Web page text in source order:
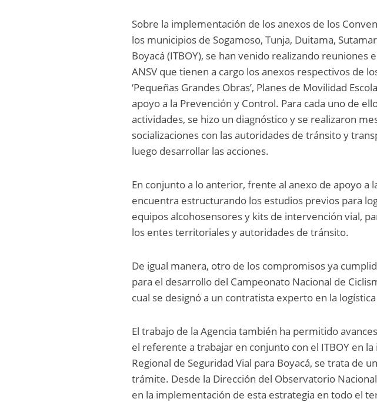
Sobre la implementación de los anexos de los
los municipios de Sogamoso, Tunja, Duitama,
Boyacá (ITBOY), se han venido realizando reuniones
ANSV que tienen a cargo los anexos respectivos de
‘Pequeñas Grandes Obras’, Planes de Movilidad
apoyo a la Prevención y Control. Para cada uno de
actividades, se hizo un diagnóstico y se realizaron
socializaciones con las autoridades de tránsito y
luego desarrollar las acciones.
En conjunto a lo anterior, frente al anexo de apoyo a
encuentra estructurando los estudios previos para
equipos alcohosensores y kits de intervención vial,
los entes territoriales y autoridades de tránsito.
De igual manera, otro de los compromisos ya
para el desarrollo del Campeonato Nacional de
cual se designó a un contratista experto en la
El trabajo de la Agencia también ha permitido
el referente a trabajar en conjunto con el ITBOY en
Regional de Seguridad Vial para Boyacá, se trata de
trámite. Desde la Dirección del Observatorio
en la implementación de esta estrategia en todo el